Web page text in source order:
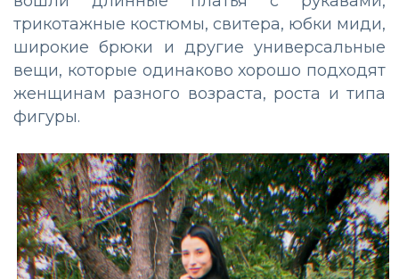
трикотажные костюмы, свитера, юбки миди,
широкие брюки и другие универсальные
вещи, которые одинаково хорошо подходят
женщинам разного возраста, роста и типа
фигуры.